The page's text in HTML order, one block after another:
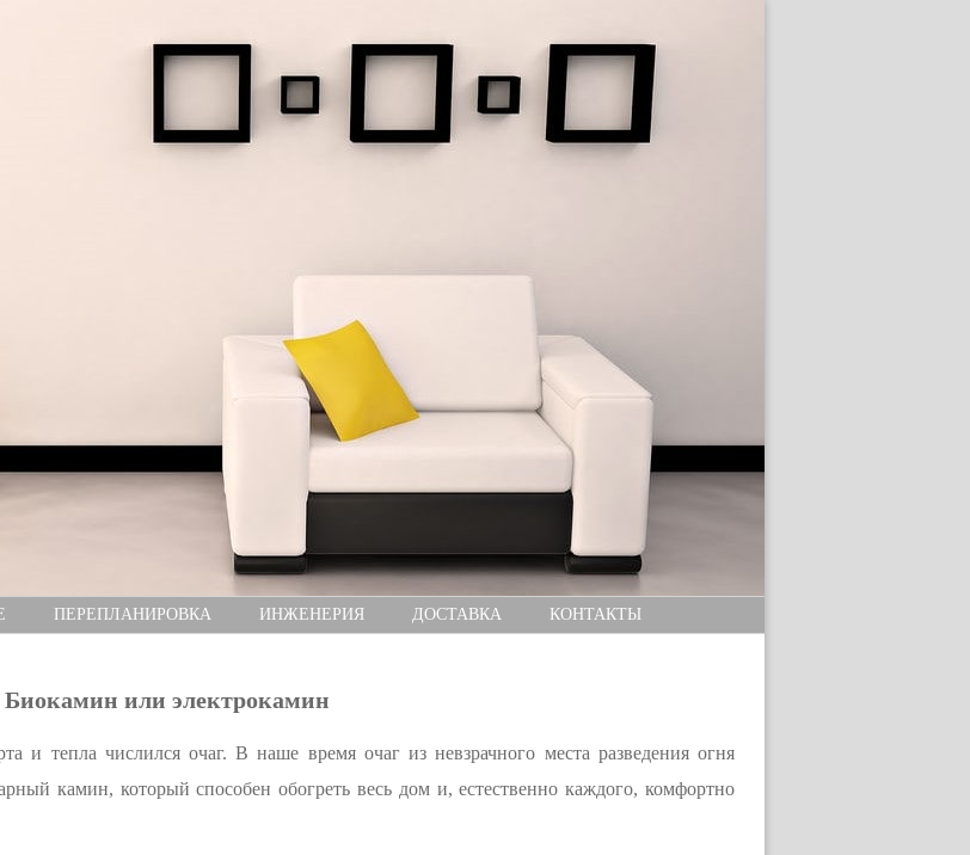
ПЕРЕПЛАНИРОВКА ИНЖЕНЕРИЯ ДОСТАВКА КОНТАКТЫ
Биокамин или электрокамин
и тепла числился очаг. В наше время очаг из невзрачного места разведения огня
камин, который способен обогреть весь дом и, естественно каждого, комфортно